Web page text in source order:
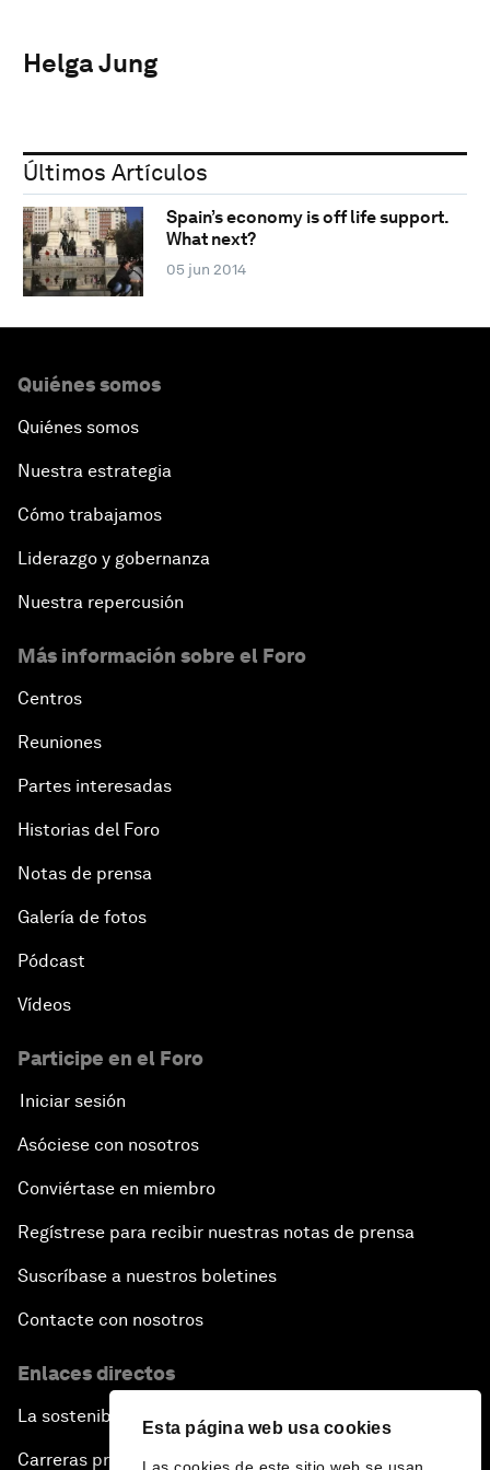
Esta página web usa cookies
Helga Jung
Últimos Artículos
Spain’s economy is off life support.
What next?
05 jun 2014
Quiénes somos
Quiénes somos
Nuestra estrategia
Cómo trabajamos
Liderazgo y gobernanza
Nuestra repercusión
Más información sobre el Foro
Centros
Reuniones
Partes interesadas
Historias del Foro
Notas de prensa
Galería de fotos
Pódcast
Vídeos
Participe en el Foro
Iniciar sesión
Asóciese con nosotros
Conviértase en miembro
Regístrese para recibir nuestras notas de prensa
Suscríbase a nuestros boletines
Contacte con nosotros
Enlaces directos
La sostenibilidad en el Foro
Carreras profesionales